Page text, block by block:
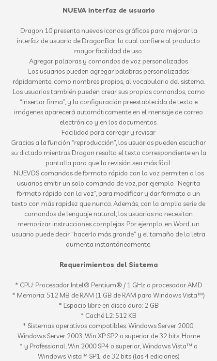
NUEVA interfaz de usuario
Dragon 10 presenta nuevos iconos gráficos para mejorar la
interfaz de usuario de DragonBar, lo cual confiere al producto
mayor facilidad de uso.
Agregar palabras y comandos de voz personalizados
Los usuarios pueden agregar palabras personalizadas
rápidamente, como nombres propios, al vocabulario del sistema.
Los usuarios también pueden crear sus propios comandos, como
“insertar firma”, y la configuración preestablecida de texto e
imágenes aparecerá automáticamente en el mensaje de correo
electrónico y en los documentos.
Facilidad para corregir y revisar
Gracias a la función “reproducción”, los usuarios pueden escuchar
su dictado mientras Dragon resalta el texto correspondiente en la
pantalla para que la revisión sea más fácil.
NUEVOS comandos de formato rápido con la voz permiten a los
usuarios emitir un solo comando de voz, por ejemplo “Negrita
formato rápido con la voz”, para modificar y dar formato a un
texto con más rapidez que nunca. Además, con la amplia serie de
comandos de lenguaje natural, los usuarios no necesitan
memorizar instrucciones complejas. Por ejemplo, en Word, un
usuario puede decir “hacerlo más grande” y el tamaño de la letra
aumenta instantáneamente.
Requerimientos del Sistema
* CPU: Procesador Intel® Pentium® / 1 GHz o procesador AMD
* Memoria: 512 MB de RAM (1 GB de RAM para Windows Vista™)
* Espacio libre en disco duro: 2 GB
* Caché L2: 512 KB
* Sistemas operativos compatibles: Windows Server 2000,
Windows Server 2003, Win XP SP2 o superior de 32 bits, Home
* y Professional, Win 2000 SP4 o superior, Windows Vista™ o
Windows Vista™ SP1, de 32 bits (las 4 ediciones)